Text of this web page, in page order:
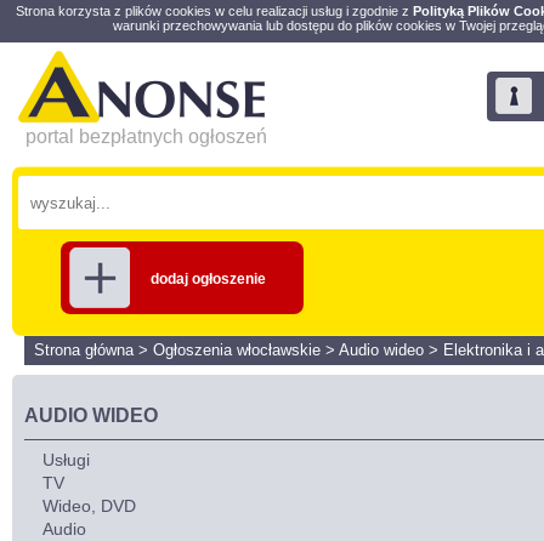
Strona korzysta z plików cookies w celu realizacji usług i zgodnie z Polityką Plików
warunki przechowywania lub dostępu do plików cookies w Twojej
portal bezpłatnych ogłoszeń
dodaj ogłoszenie
Strona główna> Ogłoszenia włocławskie > Audio wideo > Elektronika i
AUDIO WIDEO
Usługi
TV
Wideo, DVD
Audio